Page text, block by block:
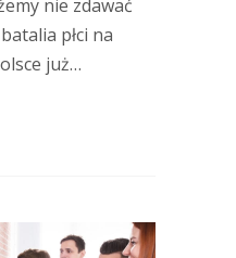
nie zdawać
płci na
już…